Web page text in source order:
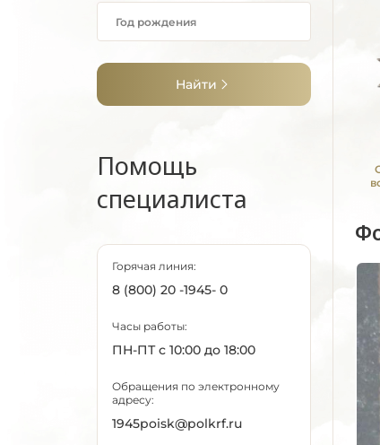
Найти
Помощь
специалиста
Горячая линия:
8 (800) 20 -1945- 0
Часы работы:
ПН-ПТ с 10:00 до 18:00
Обращения по электронному
адресу:
1945poisk@polkrf.ru